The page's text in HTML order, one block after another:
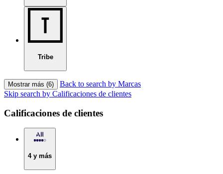
Tribe
Mostrar más (6)
Back to search by Marcas
Skip search by Calificaciones de clientes
Calificaciones de clientes
4 y más